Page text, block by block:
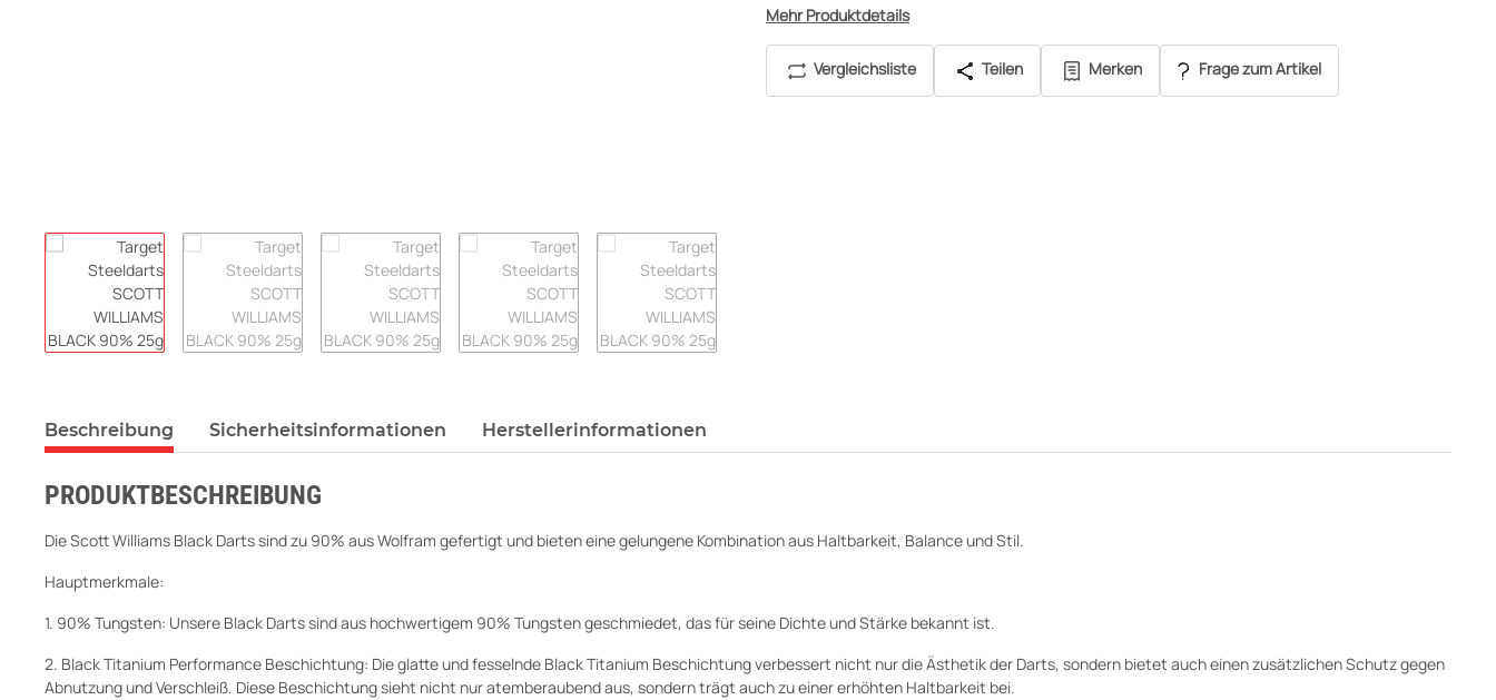
Mehr Produktdetails
Vergleichsliste Teilen Merken Frage zum Artikel
Beschreibung Sicherheitsinformationen Herstellerinformationen
PRODUKTBESCHREIBUNG
Die Scott Williams Black Darts sind zu 90% aus Wolfram gefertigt und bieten eine gelungene Kombination aus Haltbarkeit, Balance und Stil.
Hauptmerkmale:
1. 90% Tungsten: Unsere Black Darts sind aus hochwertigem 90% Tungsten geschmiedet, das für seine Dichte und Stärke bekannt ist.
2. Black Titanium Performance Beschichtung: Die glatte und fesselnde Black Titanium Beschichtung verbessert nicht nur die Ästhetik der Darts, sondern bietet auch einen zusätzlichen Schutz gegen
Abnutzung und Verschleiß. Diese Beschichtung sieht nicht nur atemberaubend aus, sondern trägt auch zu einer erhöhten Haltbarkeit bei.